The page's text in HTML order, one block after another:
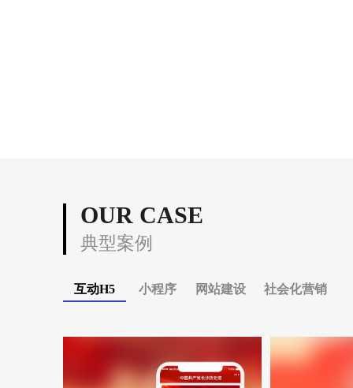
OUR CASE
典型案例
互动H5 小程序 网站建设 社会化营销